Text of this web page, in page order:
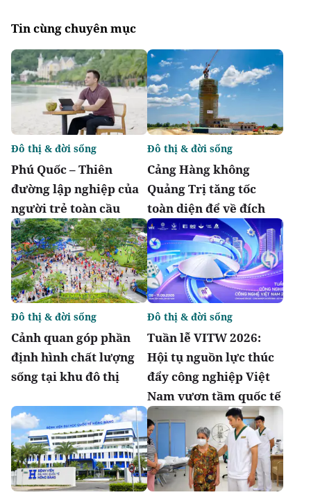
Tin cùng chuyên mục
Phú Quốc – Thiên
đường lập nghiệp của
người trẻ toàn cầu
Đô thị & đời sống
Cảng Hàng không
Quảng Trị tăng tốc
toàn diện để về đích
Đô thị & đời sống
Cảnh quan góp phần
định hình chất lượng
sống tại khu đô thị
Đô thị & đời sống
Tuần lễ VITW 2026:
Hội tụ nguồn lực thúc
đẩy công nghiệp Việt
Nam vươn tầm quốc tế
Đô thị & đời sống